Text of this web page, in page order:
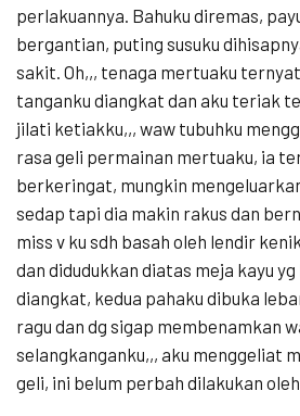
perlakuannya. Bahuku diremas,
bergantian, puting susuku
sakit. Oh,,, tenaga mertuaku
tanganku diangkat dan aku teriak
jilati ketiakku,,, waw tubuhku
rasa geli permainan mertuaku, ia
berkeringat, mungkin
sedap tapi dia makin rakus dan
miss v ku sdh basah oleh lendir
dan didudukkan diatas meja kayu
diangkat, kedua pahaku dibuka
ragu dan dg sigap membenamkan
selangkanganku,,, aku menggeliat
geli, ini belum perbah dilakukan